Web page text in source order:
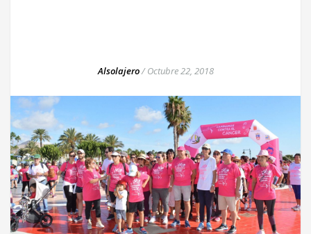
Alsolajero/Octubre 22, 2018